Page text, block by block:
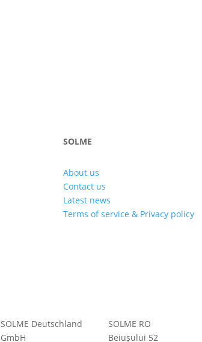
SOLME
About us
Contact us
Latest news
Terms of service & Privacy policy
SOLME Deutschland
GmbH
SOLME RO
Beiușului 52